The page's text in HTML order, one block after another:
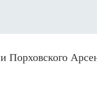
Порховского